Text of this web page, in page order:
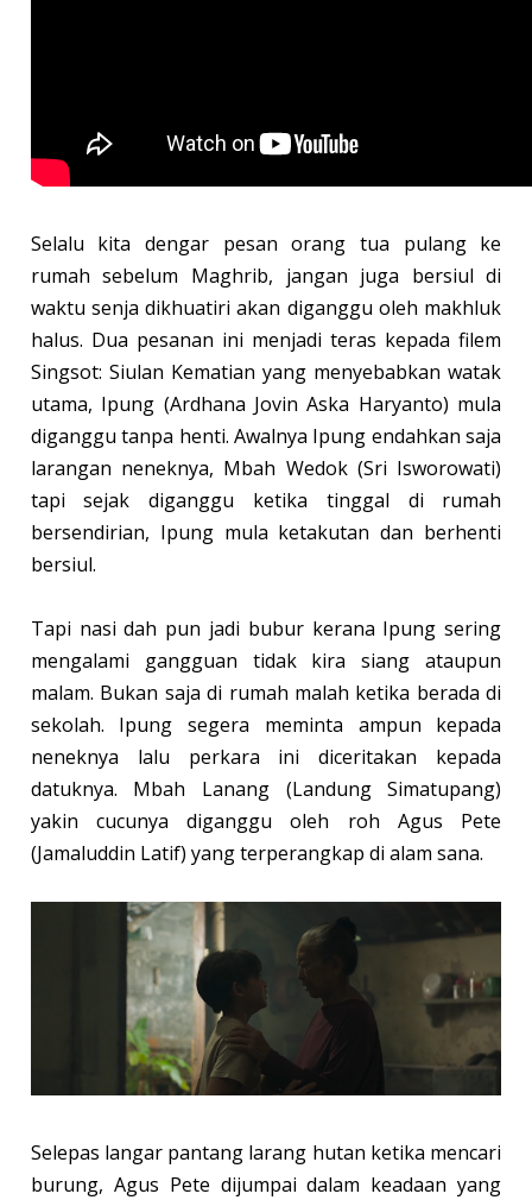
Selalu kita dengar pesan orang tua pulang ke
rumah sebelum Maghrib, jangan juga bersiul di
waktu senja dikhuatiri akan diganggu oleh makhluk
halus. Dua pesanan ini menjadi teras kepada filem
Singsot: Siulan Kematian yang menyebabkan watak
utama, Ipung (Ardhana Jovin Aska Haryanto) mula
diganggu tanpa henti. Awalnya Ipung endahkan saja
larangan neneknya, Mbah Wedok (Sri Isworowati)
tapi sejak diganggu ketika tinggal di rumah
bersendirian, Ipung mula ketakutan dan berhenti
bersiul.
Tapi nasi dah pun jadi bubur kerana Ipung sering
mengalami gangguan tidak kira siang ataupun
malam. Bukan saja di rumah malah ketika berada di
sekolah. Ipung segera meminta ampun kepada
neneknya lalu perkara ini diceritakan kepada
datuknya. Mbah Lanang (Landung Simatupang)
yakin cucunya diganggu oleh roh Agus Pete
(Jamaluddin Latif) yang terperangkap di alam sana.
Selepas langar pantang larang hutan ketika mencari
burung, Agus Pete dijumpai dalam keadaan yang